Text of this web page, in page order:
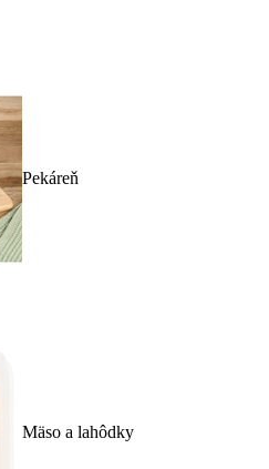
Pekáreň
Mäso a lahôdky